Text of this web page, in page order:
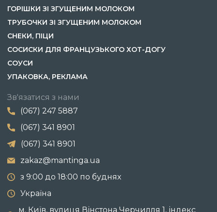
ГОРІШКИ ЗІ ЗГУЩЕНИМ МОЛОКОМ
ТРУБОЧКИ ЗІ ЗГУЩЕНИМ МОЛОКОМ
СНЕКИ, ПІЦИ
СОСИСКИ ДЛЯ ФРАНЦУЗЬКОГО ХОТ-ДОГУ
СОУСИ
УПАКОВКА, РЕКЛАМА
Зв'язатися з нами
(067) 247 5887
(067) 341 8901
(067) 341 8901
zakaz@mantinga.ua
з 9:00 до 18:00 по буднях
Україна
м. Київ, вулиця Вінстона Черчилля 1, індекс